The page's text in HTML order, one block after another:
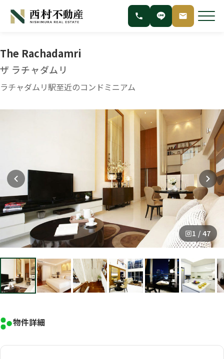
The Rachadamri
ザ ラチャダムリ
ラチャダムリ駅至近のコンドミニアム
1 / 47
物件詳細